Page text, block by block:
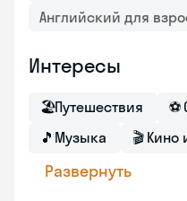
Английский для
Интересы
🏖Путешествия ⚽
🎵 Музыка 🎬 Кино
Развернуть